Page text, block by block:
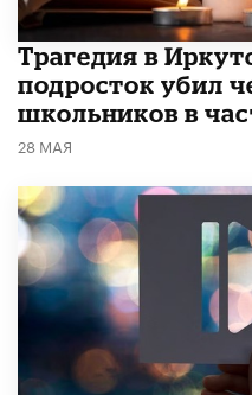
Трагедия в
подросток убил
школьников в
28 МАЯ